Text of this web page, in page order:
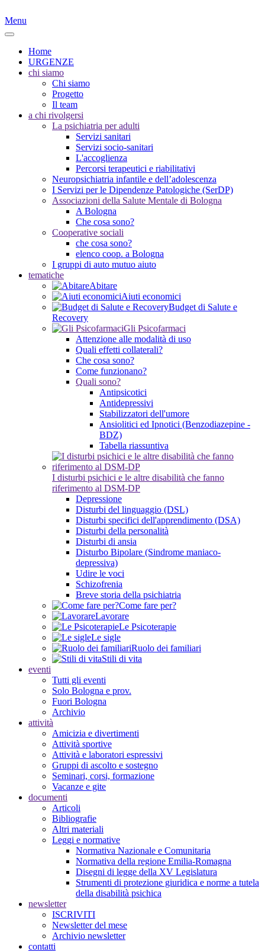
Menu
Home
URGENZE
chi siamo
Chi siamo
Progetto
Il team
a chi rivolgersi
La psichiatria per adulti
Servizi sanitari
Servizi socio-sanitari
L'accoglienza
Percorsi terapeutici e riabilitativi
Neuropsichiatria infantile e dell’adolescenza
I Servizi per le Dipendenze Patologiche (SerDP)
Associazioni della Salute Mentale di Bologna
A Bologna
Che cosa sono?
Cooperative sociali
che cosa sono?
elenco coop. a Bologna
I gruppi di auto mutuo aiuto
tematiche
Abitare
Aiuti economici
Budget di Salute e
Recovery
Gli Psicofarmaci
Attenzione alle modalità di uso
Quali effetti collaterali?
Che cosa sono?
Come funzionano?
Quali sono?
Antipsicotici
Antidepressivi
Stabilizzatori dell'umore
Ansiolitici ed Ipnotici (Benzodiazepine -
BDZ)
Tabella riassuntiva
I disturbi psichici e le altre disabilità che fanno
riferimento al DSM-DP
Depressione
Disturbi del linguaggio (DSL)
Disturbi specifici dell'apprendimento (DSA)
Disturbi della personalità
Disturbi di ansia
Disturbo Bipolare (Sindrome maniaco-
depressiva)
Udire le voci
Schizofrenia
Breve storia della psichiatria
Come fare per?
Lavorare
Le Psicoterapie
Le sigle
Ruolo dei familiari
Stili di vita
eventi
Tutti gli eventi
Solo Bologna e prov.
Fuori Bologna
Archivio
attività
Amicizia e divertimenti
Attività sportive
Attività e laboratori espressivi
Gruppi di ascolto e sostegno
Seminari, corsi, formazione
Vacanze e gite
documenti
Articoli
Bibliografie
Altri materiali
Leggi e normative
Normativa Nazionale e Comunitaria
Normativa della regione Emilia-Romagna
Disegni di legge della XV Legislatura
Strumenti di protezione giuridica e norme a tutela
della disabilità psichica
newsletter
ISCRIVITI
Newsletter del mese
Archivio newsletter
contatti